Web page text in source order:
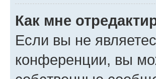
Как мне
Если вы не
конференции, вы